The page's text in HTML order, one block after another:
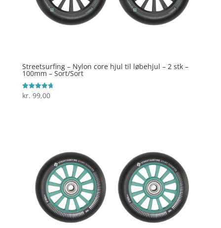
Streetsurfing – Nylon core hjul til løbehjul – 2 stk –
100mm – Sort/Sort
Vurderet
4.7
kr. 99,00